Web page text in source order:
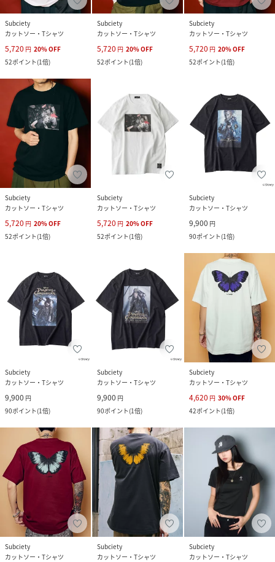
Subciety
カットソー・Tシャツ
5,720 円 20%OFF
52ポイント(1倍)
Subciety
カットソー・Tシャツ
5,720 円 20%OFF
52ポイント(1倍)
Subciety
カットソー・Tシャツ
5,720 円 20%OFF
52ポイント(1倍)
Subciety
カットソー・Tシャツ
5,720 円 20%OFF
52ポイント(1倍)
Subciety
カットソー・Tシャツ
5,720 円 20%OFF
52ポイント(1倍)
Subciety
カットソー・Tシャツ
9,900 円
90ポイント(1倍)
Subciety
カットソー・Tシャツ
9,900 円
90ポイント(1倍)
Subciety
カットソー・Tシャツ
9,900 円
90ポイント(1倍)
Subciety
カットソー・Tシャツ
4,620 円 30%OFF
42ポイント(1倍)
Subciety
カットソー・Tシャツ
Subciety
カットソー・Tシャツ
Subciety
カットソー・Tシャツ